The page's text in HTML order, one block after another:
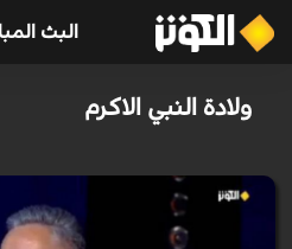
البث
ولادة النبي الاكرم